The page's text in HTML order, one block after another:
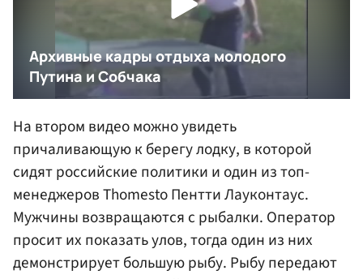
На втором видео можно увидеть
причаливающую к берегу лодку, в которой
сидят российские политики и один из топ-
менеджеров Thomesto Пентти Лауконтаус.
Мужчины возвращаются с рыбалки. Оператор
просит их показать улов, тогда один из них
демонстрирует большую рыбу. Рыбу передают